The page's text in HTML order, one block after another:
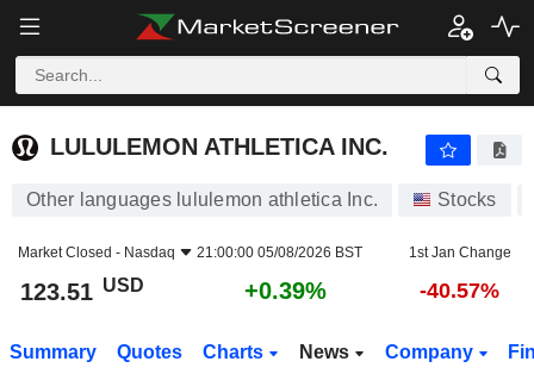
LULULEMON ATHLETICA INC.
Other languages lululemon athletica Inc. Stocks
Market Closed - Nasdaq 21:00:00 05/08/2026 BST 1st Jan Change
123.51 USD +0.39% -40.57%
Summary Quotes Charts News Company